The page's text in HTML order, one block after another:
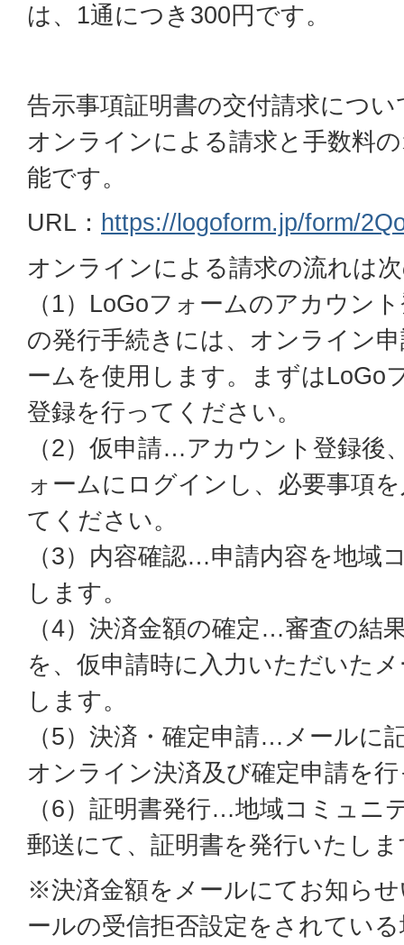
は、1通につき300円です。
告示事項証明書の交付請求につ
オンラインによる請求と手数料
能です。
URL： https://logoform.jp/form/
オンラインによる請求の流れは
（1）LoGoフォームのアカウン
の発行手続きには、オンライン
ームを使用します。まずはLoGo
登録を行ってください。
（2）仮申請…アカウント登録後
ォームにログインし、必要事項
てください。
（3）内容確認…申請内容を地域
します。
（4）決済金額の確定…審査の結
を、仮申請時に入力いただいた
します。
（5）決済・確定申請…メールに
オンライン決済及び確定申請を
（6）証明書発行…地域コミュニ
郵送にて、証明書を発行いたし
※決済金額をメールにてお知ら
ールの受信拒否設定をされてい